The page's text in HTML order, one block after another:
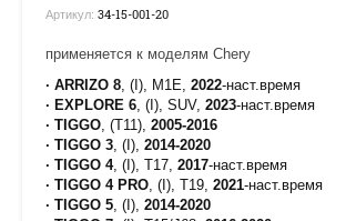
Артикул: 34-15-001-20
применяется к моделям Chery
· ARRIZO 8 , (I), M1E, 2022-наст.время
· EXPLORE 6 , (I), SUV, 2023-наст.время
· TIGGO , (T11), 2005-2016
· TIGGO 3 , (I), 2014-2020
· TIGGO 4, (I), T17, 2017-наст.время
· TIGGO 4 PRO , (I), T19, 2021-наст.время
· TIGGO 5 , (I), 2014-2020